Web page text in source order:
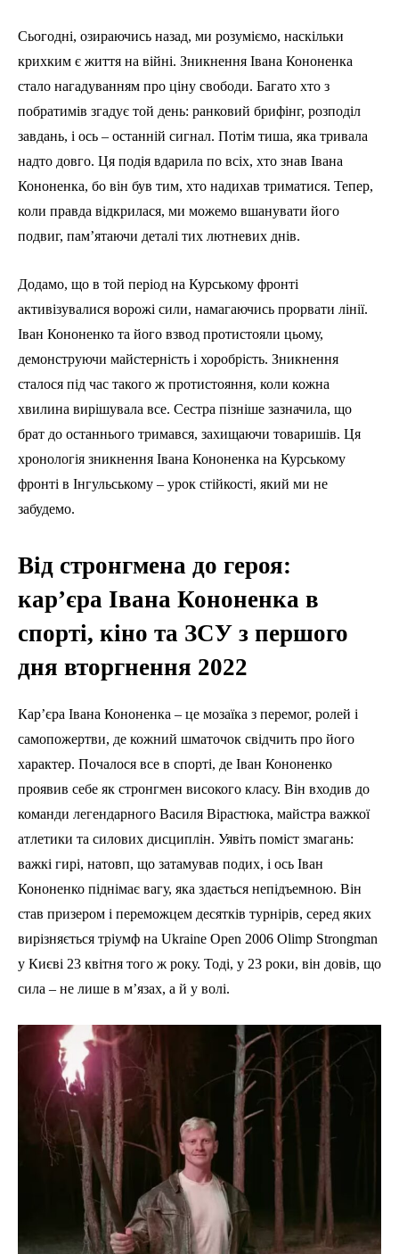
Сьогодні, озираючись назад, ми розуміємо, наскільки
крихким є життя на війні. Зникнення Івана Кононенка
стало нагадуванням про ціну свободи. Багато хто з
побратимів згадує той день: ранковий брифінг, розподіл
завдань, і ось – останній сигнал. Потім тиша, яка тривала
надто довго. Ця подія вдарила по всіх, хто знав Івана
Кононенка, бо він був тим, хто надихав триматися. Тепер,
коли правда відкрилася, ми можемо вшанувати його
подвиг, пам’ятаючи деталі тих лютневих днів.
Додамо, що в той період на Курському фронті
активізувалися ворожі сили, намагаючись прорвати лінії.
Іван Кононенко та його взвод протистояли цьому,
демонструючи майстерність і хоробрість. Зникнення
сталося під час такого ж протистояння, коли кожна
хвилина вирішувала все. Сестра пізніше зазначила, що
брат до останнього тримався, захищаючи товаришів. Ця
хронологія зникнення Івана Кононенка на Курському
фронті в Інгульському – урок стійкості, який ми не
забудемо.
Від стронгмена до героя:
кар’єра Івана Кононенка в
спорті, кіно та ЗСУ з першого
дня вторгнення 2022
Кар’єра Івана Кононенка – це мозаїка з перемог, ролей і
самопожертви, де кожний шматочок свідчить про його
характер. Почалося все в спорті, де Іван Кононенко
проявив себе як стронгмен високого класу. Він входив до
команди легендарного Василя Вірастюка, майстра важкої
атлетики та силових дисциплін. Уявіть поміст змагань:
важкі гирі, натовп, що затамував подих, і ось Іван
Кононенко піднімає вагу, яка здається непідъемною. Він
став призером і переможцем десятків турнірів, серед яких
вирізняється тріумф на Ukraine Open 2006 Olimp Strongman
у Києві 23 квітня того ж року. Тоді, у 23 роки, він довів, що
сила – не лише в м’язах, а й у волі.